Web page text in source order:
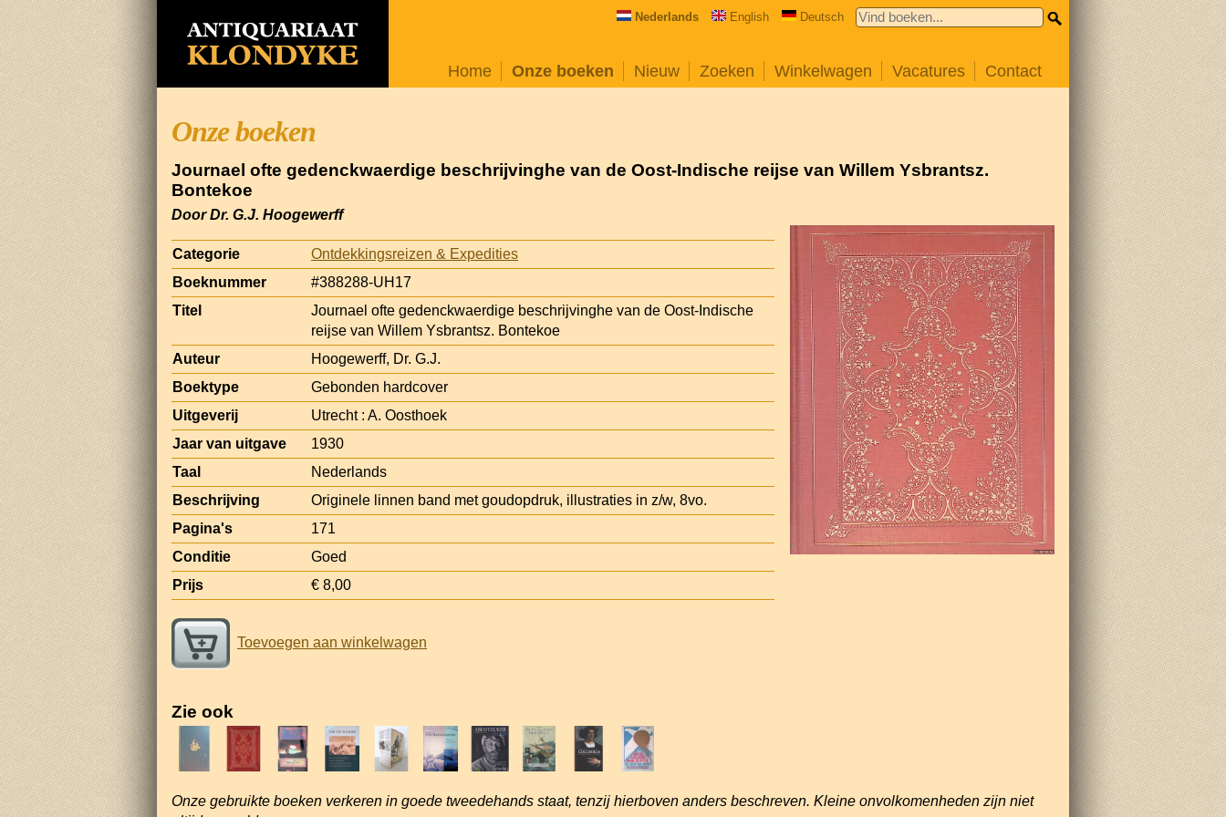
Nederlands English Deutsch
Home Onze boeken Nieuw Zoeken Winkelwagen Vacatures Contact
Onze boeken
Journael ofte gedenckwaerdige beschrijvinghe van de Oost-Indische reijse van Willem Ysbrantsz.
Bontekoe
Door Dr. G.J. Hoogewerff
Categorie
Ontdekkingsreizen & Expedities
Boeknummer
#388288-UH17
Titel
Journael ofte gedenckwaerdige beschrijvinghe van de Oost-Indische
reijse van Willem Ysbrantsz. Bontekoe
Auteur
Hoogewerff, Dr. G.J.
Boektype
Gebonden hardcover
Uitgeverij
Utrecht : A. Oosthoek
Jaar van uitgave
1930
Taal
Nederlands
Beschrijving
Originele linnen band met goudopdruk, illustraties in z/w, 8vo.
Pagina's
171
Conditie
Goed
Prijs
€ 8,00
Toevoegen aan winkelwagen
Zie ook
Onze gebruikte boeken verkeren in goede tweedehands staat, tenzij hierboven anders beschreven. Kleine onvolkomenheden zijn niet